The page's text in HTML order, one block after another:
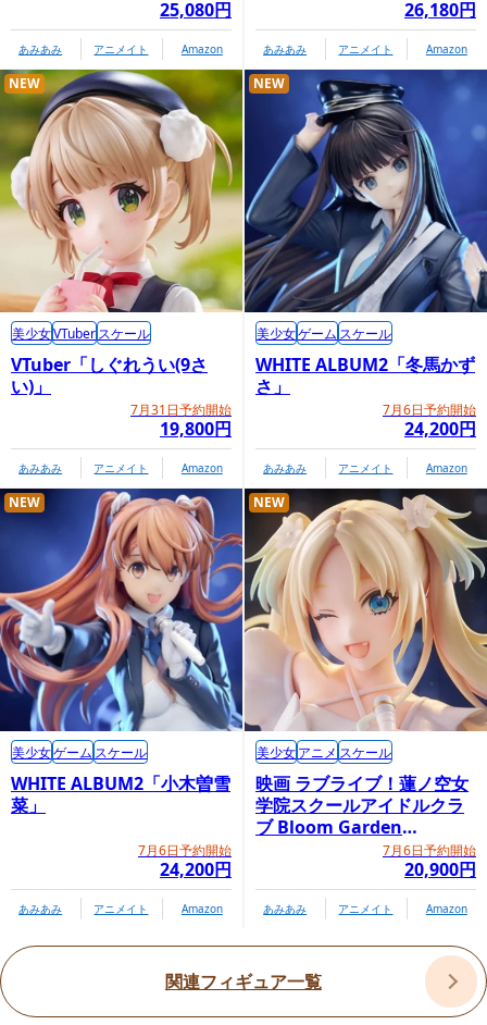
https://www.prime1studio.co.jp/pw_date-a-live_yoshino_sp
プライム1スタジオオンラインショップ内商品購
入ページ（ボーナス版）
25,080円
あみあみ アニメイト Amazon
26,180円
あみあみ アニメイト Amazon
VTuber「しぐれうい(9さ
い)」
7月31日予約開始
19,800円
NEW
美少女VTuberスケール
あみあみ アニメイト Amazon
WHITE ALBUM2「冬馬かず
さ」
7月6日予約開始
24,200円
NEW
美少女ゲーム スケール
あみあみ アニメイト Amazon
WHITE ALBUM2「小木曽雪
菜」
7月6日予約開始
24,200円
NEW
美少女ゲーム スケール
あみあみ アニメイト Amazon
映画 ラブライブ！蓮ノ空女
学院スクールアイドルクラ
ブ Bloom Garden
Party「大沢瑠璃乃」7月6日予約開始
20,900円
NEW
美少女アニメ スケール
あみあみ アニメイト Amazon
関連フィギュア一覧